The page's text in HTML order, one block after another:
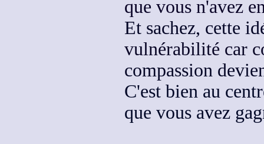
que vous n'avez
Et sachez, cette
vulnérabilité car
compassion
C'est bien au
que vous avez